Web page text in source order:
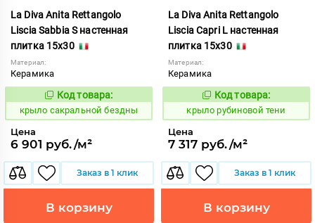
La Diva Anita Rettangolo
Liscia Sabbia S настенная
плитка 15x30
Материал:
Керамика
838127
Код товара:
крыло сакральной бездны
Цена
6 901 руб./м²
Заказ в 1 клик
В корзину
La Diva Anita Rettangolo
Liscia Capri L настенная
плитка 15x30
Материал:
Керамика
838103
Код товара:
крыло рубиновой тени
Цена
7 317 руб./м²
Заказ в 1 клик
В корзину